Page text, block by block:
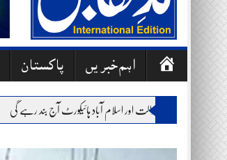
ص
ف
ہ
ا
اہم خبریں پاکستان
وفاقی آئینی عدالت اور اسلام آباد ہائیکورٹ آج بند رہے گی